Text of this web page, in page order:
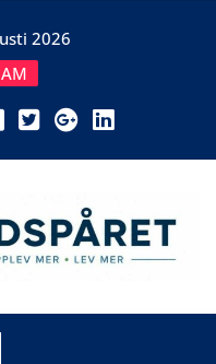
2026